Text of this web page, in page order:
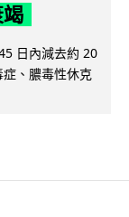
日內減去約 20
、膿毒性休克